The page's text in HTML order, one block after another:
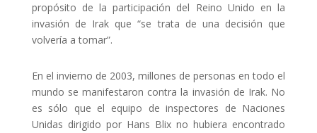
propósito de la participación del Reino Unido en la
invasión de Irak que “se trata de una decisión que
volvería a tomar”.
En el invierno de 2003, millones de personas en todo el
mundo se manifestaron contra la invasión de Irak. No
es sólo que el equipo de inspectores de Naciones
Unidas dirigido por Hans Blix no hubiera encontrado